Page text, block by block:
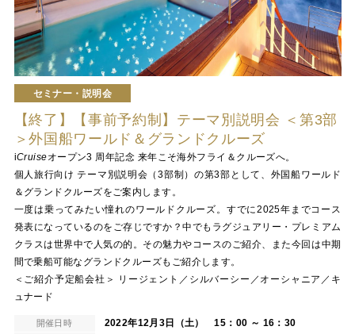
セミナー・説明会
【終了】【事前予約制】テーマ別説明会 ＜第3部
＞外国船ワールド＆グランドクルーズ
iCruiseオープン3 周年記念 来年こそ海外フライ＆クルーズへ。
個人旅行向け テーマ別説明会（3部制）の第3部として、外国船ワールド
＆グランドクルーズをご案内します。
一度は乗ってみたい憧れのワールドクルーズ。すでに2025年までコース
発表になっているのをご存じですか？中でもラグジュアリー・プレミアム
クラスは世界中で人気の的。その魅力やコースのご紹介、また今回は中期
間で乗船可能なグランドクルーズもご紹介します。
＜ご紹介予定船会社＞ リージェント／シルバーシー／オーシャニア／キ
ュナード
開催日時 2022年12月3日（土） 15：00 ～ 16：30